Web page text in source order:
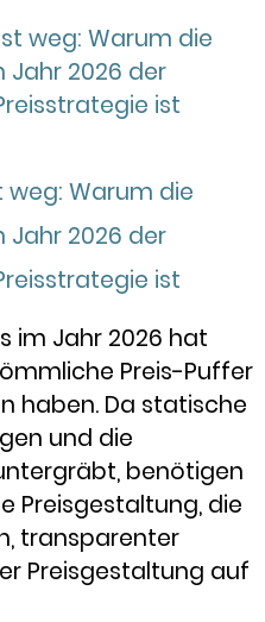
weg: Warum die
Jahr 2026 der
ist
im Jahr 2026 hat
Preis-Puffer
haben. Da statische
und die
benötigen
Preisgestaltung, die
transparenter
Preisgestaltung auf